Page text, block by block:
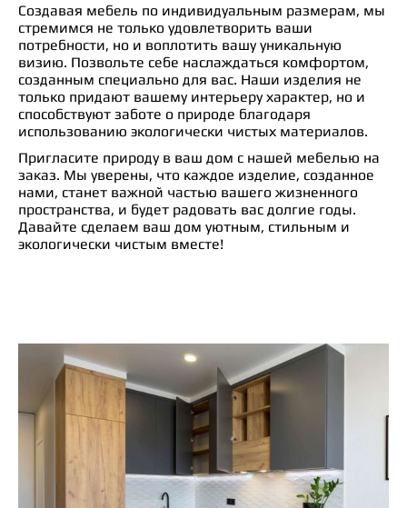
Создавая мебель по индивидуальным размерам, мы
стремимся не только удовлетворить ваши
потребности, но и воплотить вашу уникальную
визию. Позвольте себе наслаждаться комфортом,
созданным специально для вас. Наши изделия не
только придают вашему интерьеру характер, но и
способствуют заботе о природе благодаря
использованию экологически чистых материалов.
Пригласите природу в ваш дом с нашей мебелью на
заказ. Мы уверены, что каждое изделие, созданное
нами, станет важной частью вашего жизненного
пространства, и будет радовать вас долгие годы.
Давайте сделаем ваш дом уютным, стильным и
экологически чистым вместе!